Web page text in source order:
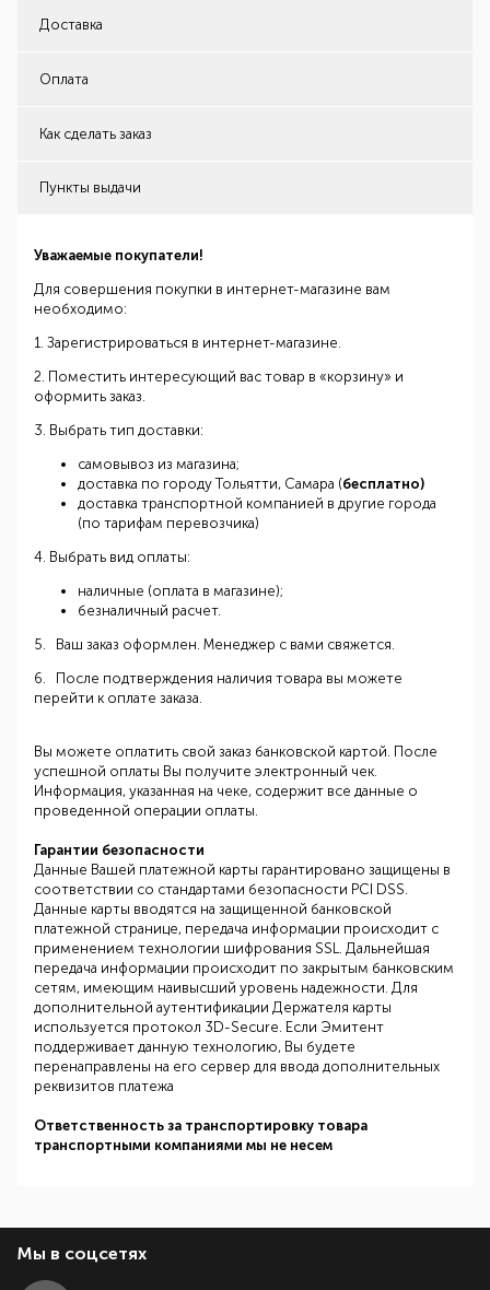
Доставка
Оплата
Как сделать заказ
Пункты выдачи
Уважаемые покупатели!
Для совершения покупки в интернет-магазине вам
необходимо:
1. Зарегистрироваться в интернет-магазине.
2. Поместить интересующий вас товар в «корзину» и
оформить заказ.
3. Выбрать тип доставки:
самовывоз из магазина;
доставка по городу Тольятти, Самара (бесплатно)
доставка транспортной компанией в другие города
(по тарифам перевозчика)
4. Выбрать вид оплаты:
наличные (оплата в магазине);
безналичный расчет.
5. Ваш заказ оформлен. Менеджер с вами свяжется.
6. После подтверждения наличия товара вы можете
перейти к оплате заказа.
Вы можете оплатить свой заказ банковской картой. После
успешной оплаты Вы получите электронный чек.
Информация, указанная на чеке, содержит все данные о
проведенной операции оплаты.
Гарантии безопасности
Данные Вашей платежной карты гарантировано защищены в
соответствии со стандартами безопасности PCI DSS.
Данные карты вводятся на защищенной банковской
платежной странице, передача информации происходит с
применением технологии шифрования SSL. Дальнейшая
передача информации происходит по закрытым банковским
сетям, имеющим наивысший уровень надежности. Для
дополнительной аутентификации Держателя карты
используется протокол 3D-Secure. Если Эмитент
поддерживает данную технологию, Вы будете
перенаправлены на его сервер для ввода дополнительных
реквизитов платежа
Ответственность за транспортировку товара
транспортными компаниями мы не несем
Мы в соцсетях